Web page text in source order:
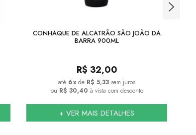
CONHAQUE DE ALCATRÃO SÃO JOÃO DA
BARRA 900ML
R$ 32,00
6x de R$ 5,33 sem juros
ou R$ 30,40 à vista com desconto
+ VER MAIS DETALHES